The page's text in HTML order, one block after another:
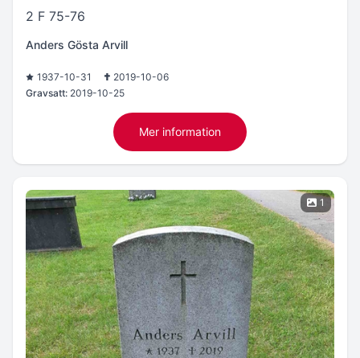
2 F 75-76
Anders Gösta Arvill
1937-10-31
2019-10-06
Gravsatt: 2019-10-25
Mer information
1